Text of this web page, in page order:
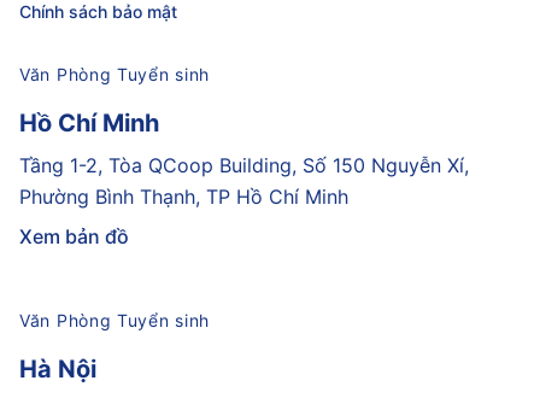
Chính sách bảo mật
Văn Phòng Tuyển sinh
Hồ Chí Minh
Tầng 1-2, Tòa QCoop Building, Số 150 Nguyễn Xí,
Phường Bình Thạnh, TP Hồ Chí Minh
Xem bản đồ
Văn Phòng Tuyển sinh
Hà Nội